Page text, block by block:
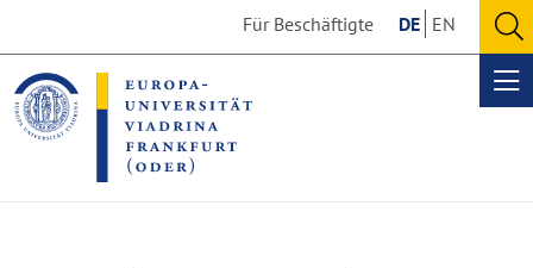
the
content
section
the
footer
section
Für Beschäftigte DE EN